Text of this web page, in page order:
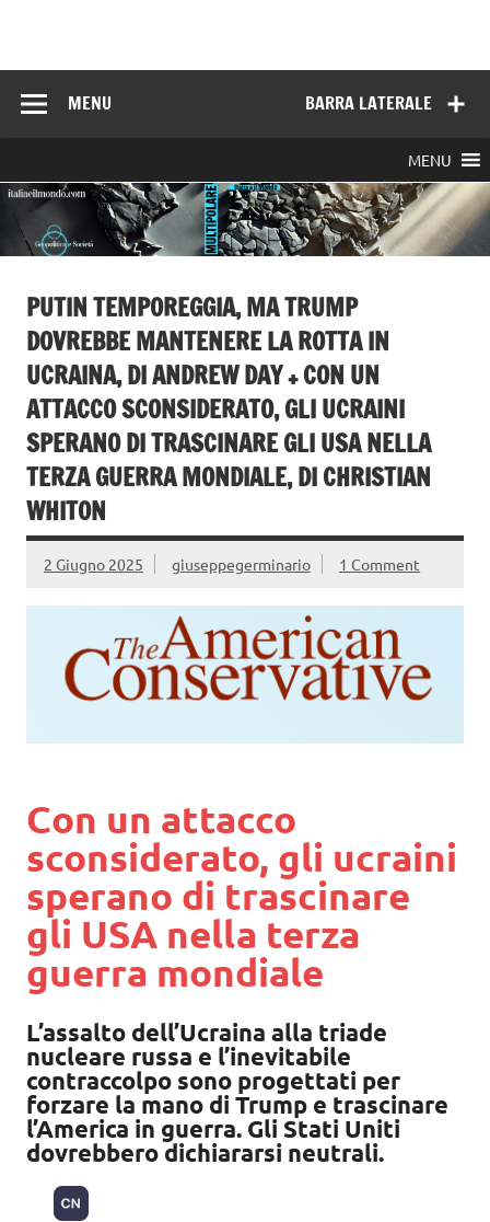
BARRA LATERALE
MENU
MENU
PUTIN TEMPOREGGIA, MA TRUMP
DOVREBBE MANTENERE LA ROTTA IN
UCRAINA, DI ANDREW DAY + CON UN
ATTACCO SCONSIDERATO, GLI UCRAINI
SPERANO DI TRASCINARE GLI USA NELLA
TERZA GUERRA MONDIALE, DI CHRISTIAN
WHITON
2 Giugno 2025 giuseppegerminario 1 Comment
Con un attacco
sconsiderato, gli ucraini
sperano di trascinare
gli USA nella terza
guerra mondiale
L’assalto dell’Ucraina alla triade
nucleare russa e l’inevitabile
contraccolpo sono progettati per
forzare la mano di Trump e trascinare
l’America in guerra. Gli Stati Uniti
dovrebbero dichiararsi neutrali.